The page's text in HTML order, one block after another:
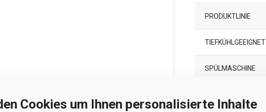
Cookies um Ihnen personalisierte Inhalte
PRODUKTLINIE
TIEFKÜHLGEEIGNET
SPÜLMASCHINE